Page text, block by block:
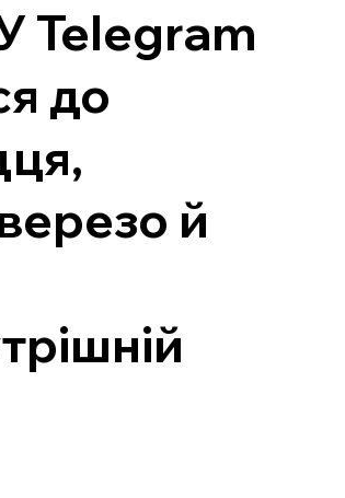
Telegram
до
й